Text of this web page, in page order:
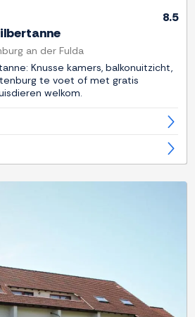
8.5
an der Fulda
Knusse kamers, balkonuitzicht,
te voet of met gratis
welkom.